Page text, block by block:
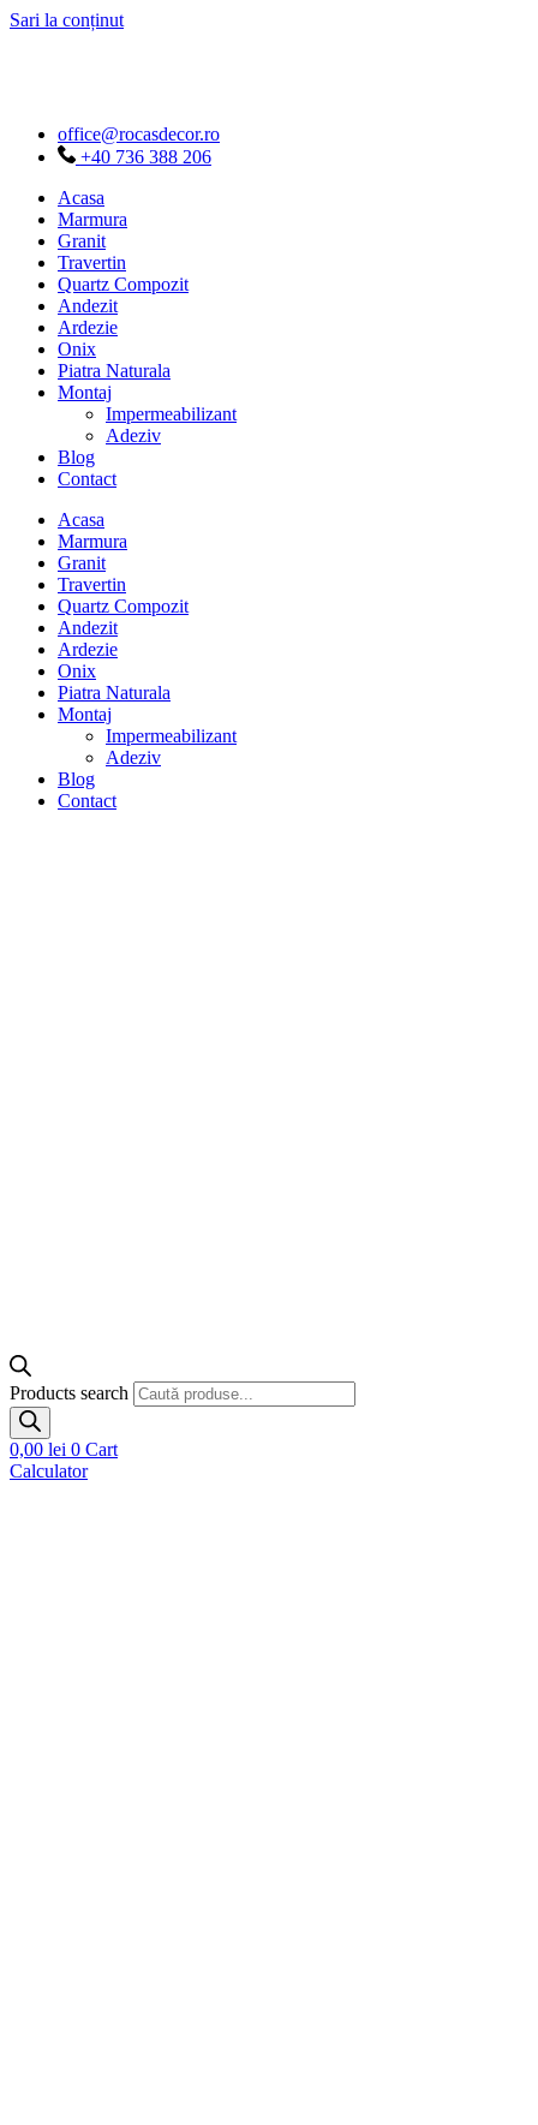
Sari la conținut
office@rocasdecor.ro
+40 736 388 206
Acasa
Marmura
Granit
Travertin
Quartz Compozit
Andezit
Ardezie
Onix
Piatra Naturala
Montaj
Impermeabilizant
Adeziv
Blog
Contact
Acasa
Marmura
Granit
Travertin
Quartz Compozit
Andezit
Ardezie
Onix
Piatra Naturala
Montaj
Impermeabilizant
Adeziv
Blog
Contact
Products search
0,00 lei 0 Cart
Calculator